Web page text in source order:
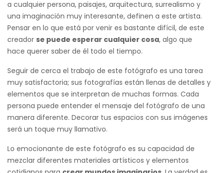
a cualquier persona, paisajes, arquitectura, surrealismo y
una imaginación muy interesante, definen a este artista.
Pensar en lo que está por venir es bastante difícil, de este
creador se puede esperar cualquier cosa, algo que
hace querer saber de él todo el tiempo.
Seguir de cerca el trabajo de este fotógrafo es una tarea
muy satisfactoria; sus fotografías están llenas de detalles y
elementos que se interpretan de muchas formas. Cada
persona puede entender el mensaje del fotógrafo de una
manera diferente. Decorar tus espacios con sus imágenes
será un toque muy llamativo.
Lo emocionante de este fotógrafo es su capacidad de
mezclar diferentes materiales artísticos y elementos